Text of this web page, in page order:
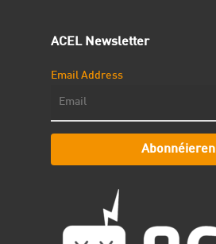
ACEL Newsletter
Email Address
Abonnéieren